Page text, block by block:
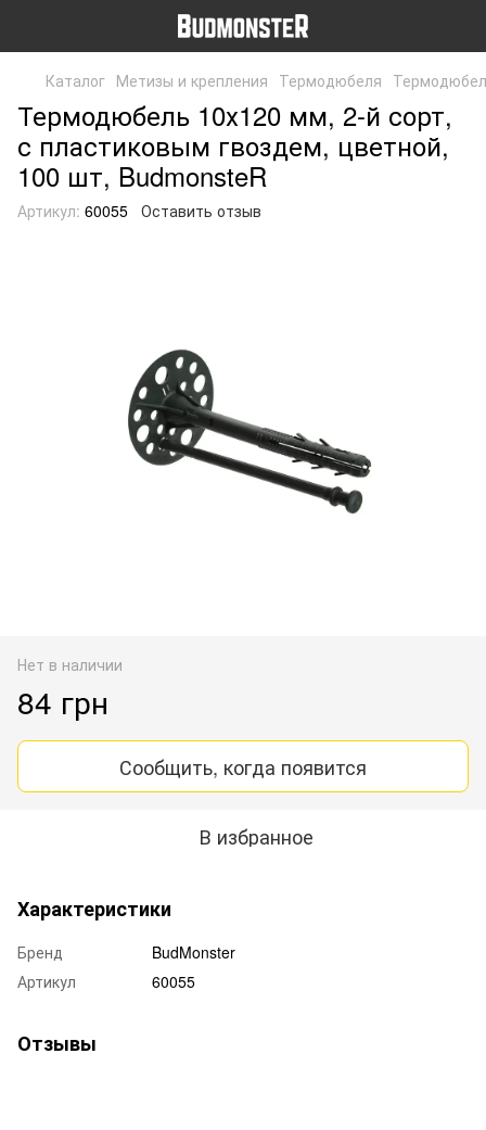
Каталог Метизы и крепления Термодюбеля
Термодюбель 10х120 мм, 2-й сорт,
с пластиковым гвоздем, цветной,
100 шт, BudmonsteR
Артикул: 60055 Оставить отзыв
Нет в наличии
84 грн
Сообщить, когда появится
В избранное
Характеристики
Бренд
BudMonster
Артикул
60055
Отзывы